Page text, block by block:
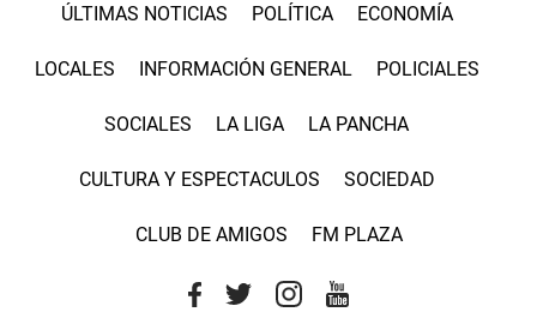
ÚLTIMAS NOTICIAS POLÍTICA ECONOMÍA
LOCALES INFORMACIÓN GENERAL POLICIALES
SOCIALES LA LIGA LA PANCHA
CULTURA Y ESPECTACULOS SOCIEDAD
CLUB DE AMIGOS FM PLAZA